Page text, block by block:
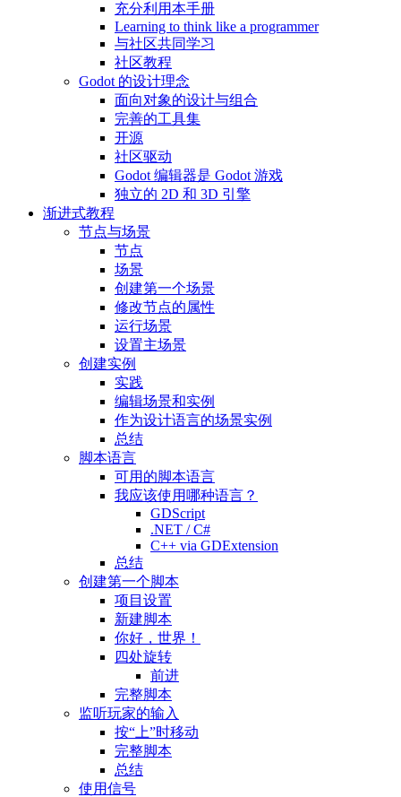
充分利用本手册
Learning to think like a programmer
与社区共同学习
社区教程
Godot 的设计理念
面向对象的设计与组合
完善的工具集
开源
社区驱动
Godot 编辑器是 Godot 游戏
独立的 2D 和 3D 引擎
渐进式教程
节点与场景
节点
场景
创建第一个场景
修改节点的属性
运行场景
设置主场景
创建实例
实践
编辑场景和实例
作为设计语言的场景实例
总结
脚本语言
可用的脚本语言
我应该使用哪种语言？
GDScript
.NET / C#
C++ via GDExtension
总结
创建第一个脚本
项目设置
新建脚本
你好，世界！
四处旋转
前进
完整脚本
监听玩家的输入
按“上”时移动
完整脚本
总结
使用信号